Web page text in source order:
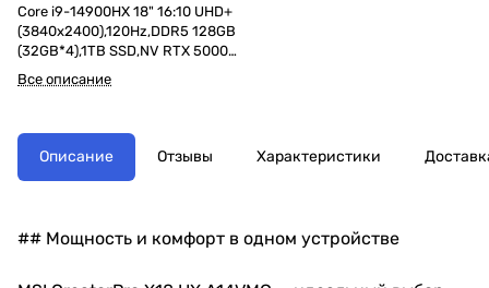
Core i9-14900HX 18" 16:10 UHD+
(3840x2400),120Hz,DDR5 128GB
(32GB*4),1TB SSD,NV RTX 5000
Ada (16GB
GDDR6),99Whr,3,6kg,2y,Win11Pro,L
Все описание
Описание Отзывы Характеристики
## Мощность и комфорт в одном устройстве